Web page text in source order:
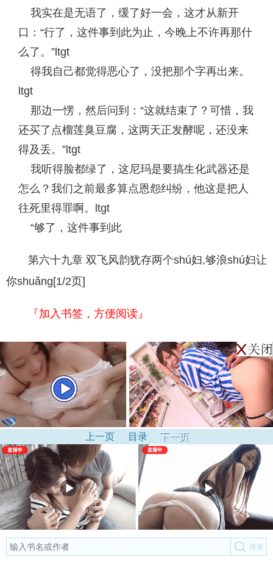
我实在是无语了，缓了好一会，这才从新开
口：“行了，这件事到此为止，今晚上不许再那什
么了。”ltgt
得我自己都觉得恶心了，没把那个字再出来。
ltgt
那边一愣，然后问到：“这就结束了？可惜，我
还买了点榴莲臭豆腐，这两天正发酵呢，还没来
得及丢。”ltgt
我听得脸都绿了，这尼玛是要搞生化武器还是
怎么？我们之前最多算点恩怨纠纷，他这是把人
往死里得罪啊。ltgt
“够了，这件事到此
第六十九章 双飞风韵犹存两个shú妇,够浪shú妇让
你shuǎng[1/2页]
『加入书签，方便阅读』
上一页 目录 下一页